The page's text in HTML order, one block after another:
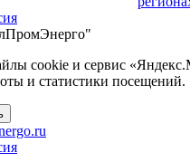
cookie и сервис
и статистики посещений.